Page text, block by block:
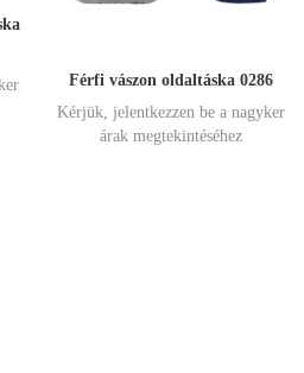
Férfi vászon oldaltáska 0286
Kérjük, jelentkezzen be a nagyker
árak megtekintéséhez